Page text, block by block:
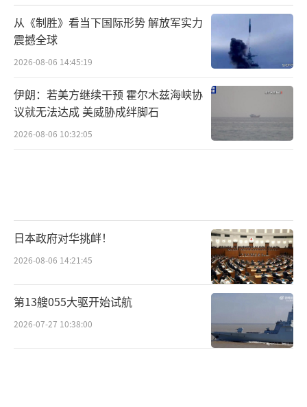
从《制胜》看当下国际形势 解放军实力
震撼全球
2026-08-06 14:45:19
伊朗：若美方继续干预 霍尔木兹海峡协
议就无法达成 美威胁成绊脚石
2026-08-06 10:32:05
日本政府对华挑衅！
2026-08-06 14:21:45
第13艘055大驱开始试航
2026-07-27 10:38:00